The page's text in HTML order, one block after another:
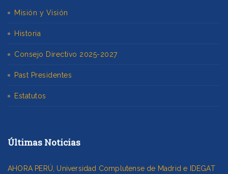
Misión y Visión
Historia
Consejo Directivo 2025-2027
Past Presidentes
Estatutos
Últimas Noticias
AHORA PERÚ, Universidad Complutense de Madrid e IDEGAT